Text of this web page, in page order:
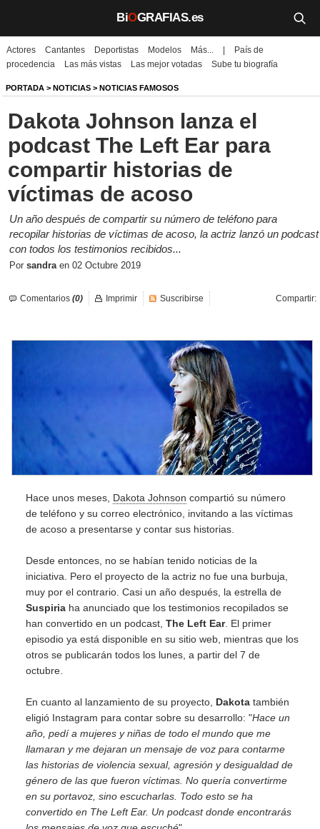
BiOGRAFIAS.es
Biografías
Películas
TV
Música
Un día como hoy
Videos
Galerías
Actores Cantantes Deportistas Modelos Más...
País de
procedencia
Las más vistas Las mejor votadas Sube tu biografía
PORTADA > NOTICIAS > NOTICIAS FAMOSOS
Dakota Johnson lanza el
podcast The Left Ear para
compartir historias de
víctimas de acoso
Un año después de compartir su número de teléfono para
recopilar historias de víctimas de acoso, la actriz lanzó un podcast
con todos los testimonios recibidos...
Por sandraen 02 Octubre 2019
Comentarios (0) Compartir:
Imprimir Suscribirse
Hace unos meses, Dakota Johnson compartió su número
de teléfono y su correo electrónico, invitando a las víctimas
de acoso a presentarse y contar sus historias.
Desde entonces, no se habían tenido noticias de la
iniciativa. Pero el proyecto de la actriz no fue una burbuja,
muy por el contrario. Casi un año después, la estrella de
Suspiria ha anunciado que los testimonios recopilados se
han convertido en un podcast, The Left Ear. El primer
episodio ya está disponible en su sitio web, mientras que los
otros se publicarán todos los lunes, a partir del 7 de
octubre.
En cuanto al lanzamiento de su proyecto, Dakota también
eligió Instagram para contar sobre su desarrollo: "Hace un
año, pedí a mujeres y niñas de todo el mundo que me
llamaran y me dejaran un mensaje de voz para contarme
las historias de violencia sexual, agresión y desigualdad de
género de las que fueron víctimas. No quería convertirme
en su portavoz, sino escucharlas. Todo esto se ha
convertido en The Left Ear. Un podcast donde encontrarás